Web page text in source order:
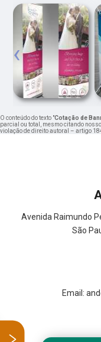
‹
O conteúdo do texto "Cotação de
parcial ou total, mesmo citando
violação de direito autoral – artigo
Avenida Raimundo
São